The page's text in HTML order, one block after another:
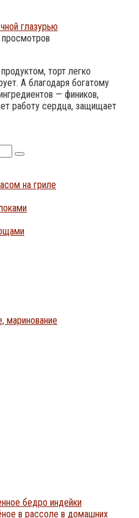
глазурью
торт легко
А благодаря богатому
— фиников,
работу сердца, защищает
на гриле
маринование
бедро индейки
в рассоле в домашних